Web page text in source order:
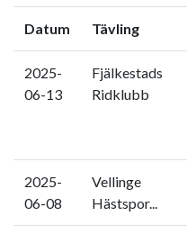
Datum Tävling
2025-
06-13
Fjälkestads
Ridklubb
2025-
06-08
Vellinge
Hästspor...